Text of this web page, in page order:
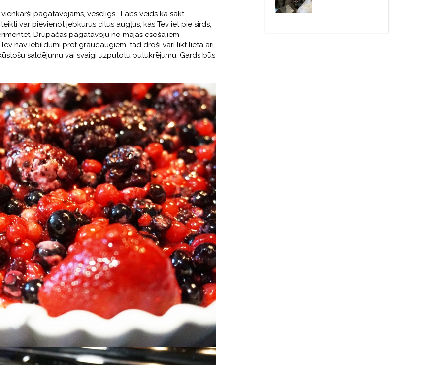
pagatavojams, veselīgs. Labs veids kā sākt
var pievienot jebkurus citus augļus, kas Tev iet pie sirds,
Drupačas pagatavoju no mājās esošajiem
nav iebildumi pret graudaugiem, tad droši vari likt lietā arī
saldējumu vai svaigi uzputotu putukrējumu. Gards būs